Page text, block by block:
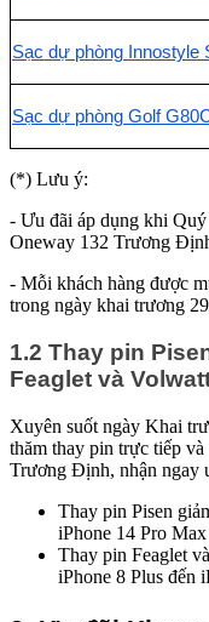
Sạc dự phòng Innostyle
Sạc dự phòng Golf
(*) Lưu ý:
- Ưu đãi áp dụng khi
Oneway 132 Trương
- Mỗi khách hàng được
trong ngày khai trương
1.2 Thay pin
Feaglet và
Xuyên suốt ngày Khai
thăm thay pin trực tiếp
Trương Định, nhận ngay
Thay pin Pisen
iPhone 14 Pro Max
Thay pin Feaglet
iPhone 8 Plus đến